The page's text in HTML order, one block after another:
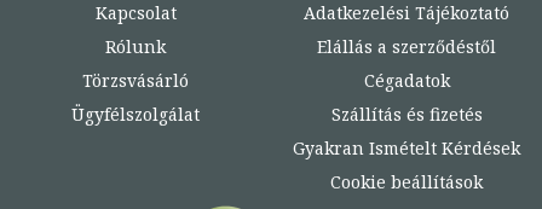
Kapcsolat
Rólunk
Törzsvásárló
Ügyfélszolgálat
Adatkezelési Tájékoztató
Elállás a szerződéstől
Cégadatok
Szállítás és fizetés
Gyakran Ismételt Kérdések
Cookie beállítások